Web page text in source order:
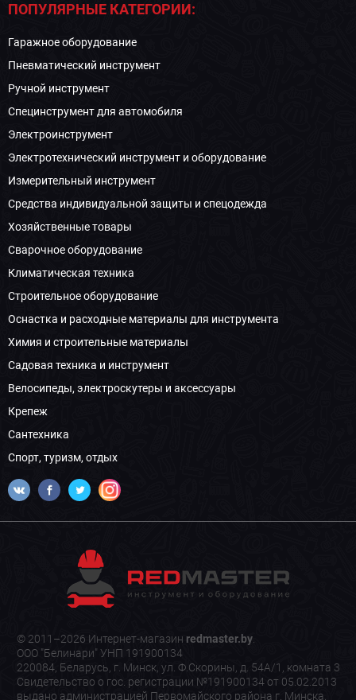
ПОПУЛЯРНЫЕ КАТЕГОРИИ:
Гаражное оборудование
Пневматический инструмент
Ручной инструмент
Специнструмент для автомобиля
Электроинструмент
Электротехнический инструмент и оборудование
Измерительный инструмент
Средства индивидуальной защиты и спецодежда
Хозяйственные товары
Сварочное оборудование
Климатическая техника
Строительное оборудование
Оснастка и расходные материалы для инструмента
Химия и строительные материалы
Садовая техника и инструмент
Велосипеды, электроскутеры и аксессуары
Крепеж
Сантехника
Спорт, туризм, отдых
© 2011–2026 Интернет-магазин redmaster.by.
ООО "Белинари" УНП 191900134
220084, Беларусь, г. Минск, ул. Ф.Скорины, д. 54А/1, комната 3
Свидетельство о гос. регистрации №191900134 от 05.02.2013
выдано администрацией Первомайского района г. Минска.